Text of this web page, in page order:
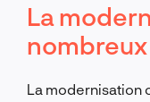
La
La modernisation